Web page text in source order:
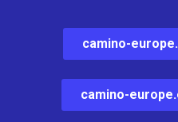
camino-
camino-